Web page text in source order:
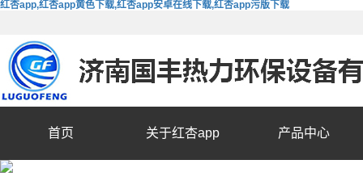
红杏app,红杏app黄色下载,红杏app安卓在线下载,红杏app污版下载
首页 关于红杏app 产品中心